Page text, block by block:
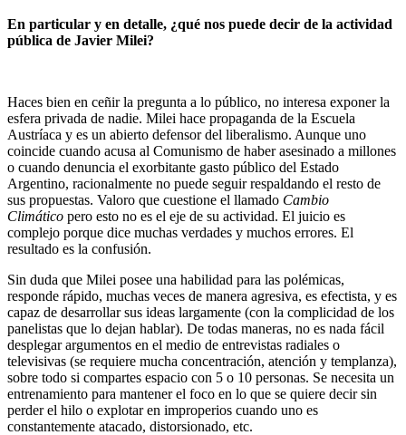
En particular y en detalle, ¿qué nos puede decir de la actividad
pública de Javier Milei?
Haces bien en ceñir la pregunta a lo público, no interesa exponer la
esfera privada de nadie. Milei hace propaganda de la Escuela
Austríaca y es un abierto defensor del liberalismo. Aunque uno
coincide cuando acusa al Comunismo de haber asesinado a millones
o cuando denuncia el exorbitante gasto público del Estado
Argentino, racionalmente no puede seguir respaldando el resto de
sus propuestas. Valoro que cuestione el llamado Cambio
Climático pero esto no es el eje de su actividad. El juicio es
complejo porque dice muchas verdades y muchos errores. El
resultado es la confusión.
Sin duda que Milei posee una habilidad para las polémicas,
responde rápido, muchas veces de manera agresiva, es efectista, y es
capaz de desarrollar sus ideas largamente (con la complicidad de los
panelistas que lo dejan hablar). De todas maneras, no es nada fácil
desplegar argumentos en el medio de entrevistas radiales o
televisivas (se requiere mucha concentración, atención y templanza),
sobre todo si compartes espacio con 5 o 10 personas. Se necesita un
entrenamiento para mantener el foco en lo que se quiere decir sin
perder el hilo o explotar en improperios cuando uno es
constantemente atacado, distorsionado, etc.